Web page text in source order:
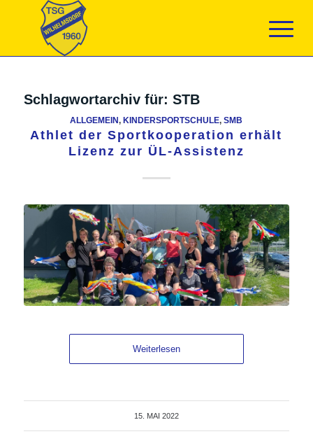
Schlagwortarchiv für: STB
ALLGEMEIN,KINDERSPORTSCHULE,SMB
Athlet der Sportkooperation erhält
Lizenz zur ÜL-Assistenz
Weiterlesen
15. MAI 2022